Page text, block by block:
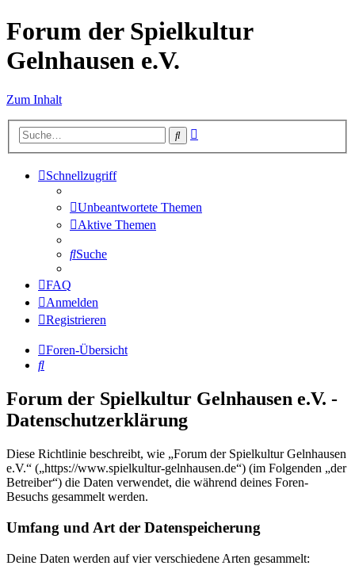
Forum der Spielkultur
Gelnhausen e.V.
Zum Inhalt
Suche
Schnellzugriff
Unbeantwortete Themen
Aktive Themen
Suche
FAQ
Anmelden
Registrieren
Foren-Übersicht
Suche
Forum der Spielkultur Gelnhausen e.V. -
Datenschutzerklärung
Diese Richtlinie beschreibt, wie „Forum der Spielkultur Gelnhausen
e.V.“ („https://www.spielkultur-gelnhausen.de“) (im Folgenden „der
Betreiber“) die Daten verwendet, die während deines Foren-
Besuchs gesammelt werden.
Umfang und Art der Datenspeicherung
Deine Daten werden auf vier verschiedene Arten gesammelt: